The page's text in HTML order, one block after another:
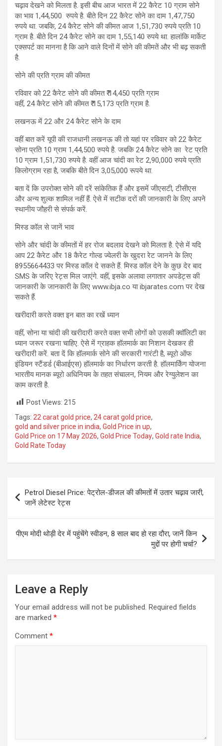
चढ़ाव देखने को मिलता है. इसी बीच आज भारत में 22 कैरेट 10 ग्राम सोने
का भाव 1,44,500 रुपये है. बीते दिन 22 कैरेट सोने का दाम 1,47,750
रुपये था. जबकि, 24 कैरेट सोने की कीमत आज 1,51,730 रुपये प्रति 10
ग्राम है. बीते दिन 24 कैरेट सोने का दाम 1,55,140 रुपये था. हालांकि मार्केट
एक्सपर्ट का मानना है कि आने वाले दिनों में सोने की कीमतें और भी बढ़ सकती
है.
सोने की प्रति ग्राम की कीमत
रविवार को 22 कैरेट सोने की कीमत ₹ 14,450 प्रति ग्राम
वहीं, 24 कैरेट सोने की कीमत ₹ 15,173 प्रति ग्राम है.
लखनऊ में 22 और 24 कैरेट सोने के दाम
वहीं बात करें यूपी की राजधानी लखनऊ की तो यहां पर रविवार को 22 कैरेट
सोना प्रति 10 ग्राम 1,44,500 रुपये है. जबकि 24 कैरेट सोने का रेट प्रति
10 ग्राम 1,51,730 रुपये है. वहीं आज चांदी का रेट 2,90,000 रुपये प्रति
किलोग्राम रहा है, जबकि बीते दिन 3,05,000 रूपये था.
बता दें कि उपरोक्त सोने की दरें सांकेतिक हैं और इसमें जीएसटी, टीसीएस
और अन्य शुल्क शामिल नहीं हैं. ऐसे में सटीक दरों की जानकारी के लिए अपने
स्थानीय जौहरी से संपर्क करें.
मिस्ड कॉल से जानें भाव
सोने और चांदी के कीमतों में हर रोज बदलाव देखने को मिलता है. ऐसे में यदि
आप 22 कैरेट और 18 कैरेट गोल्ड ज्वेलरी के खुदरा रेट जानने के लिए
8955664433 पर मिस्ड कॉल दे सकते हैं. मिस्‍ड कॉल देने के कुछ देर बाद
SMS के जरिए रेट्स मिल जाएंगे. वहीं, इसके अलावा लगातार अपडेट्स की
जानकारी के जानकारी के लिए www.ibja.co या ibjarates.com पर देख
सकते हैं.
खरीदारी करते वक्‍त इन बात का रखें ध्यान
वहीं, सोना या चांदी की खरीदारी करते वक्‍त सभी लोगों को उसकी क्वॉलिटी का
ध्यान जरूर रखना चाहिए. ऐसे में ग्राहक हॉलमार्क का निशान देखकर ही
खरीदारी करें. बता दें कि हॉलमार्क सोने की सरकारी गारंटी है, ब्यूरो ऑफ
इंडियन स्टैंडर्ड (बीआईएस) हॉलमार्क का निर्धारण करती है. हॉलमार्किंग योजना
भारतीय मानक ब्यूरो अधिनियम के तहत संचालन, नियम और रेग्युलेशन का
काम करती है.
Post Views: 215
Tags: 22 carat gold price, 24 carat gold price,
gold and silver price in india, Gold Price in up,
Gold Price on 17 May 2026, Gold Price Today, Gold rate India,
Gold Rate Today
navigation
Petrol Diesel Price: पेट्रोल-डीजल की कीमतों में उतार चढ़ाव जारी,
जानें लेटेस्ट रेट्स
पीएम मोदी थोड़ी देर में पहुंचेंगे स्वीडन, 8 साल बाद हो रहा दौरा, जानें किन
मुद्दों पर होगी चर्चा?
Leave a Reply
Your email address will not be published. Required fields
are marked *
Comment *